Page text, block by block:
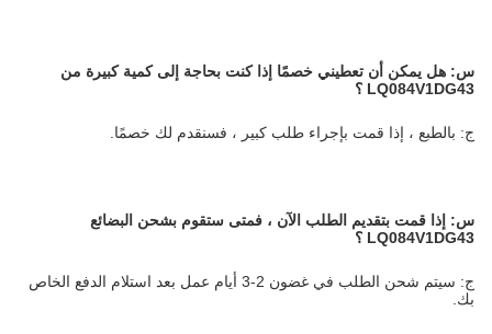
س: هل يمكن أن تعطيني خصمًا إذا كنت بحاجة إلى كمية كبيرة من
LQ084V1DG43 ؟
ج: بالطبع ، إذا قمت بإجراء طلب كبير ، فسنقدم لك خصمًا.
س: إذا قمت بتقديم الطلب الآن ، فمتى ستقوم بشحن البضائع
LQ084V1DG43 ؟
ج: سيتم شحن الطلب في غضون 2-3 أيام عمل بعد استلام الدفع الخاص
بك.